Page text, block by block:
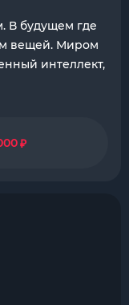
В будущем где
вещей. Миром
интеллект,
₽